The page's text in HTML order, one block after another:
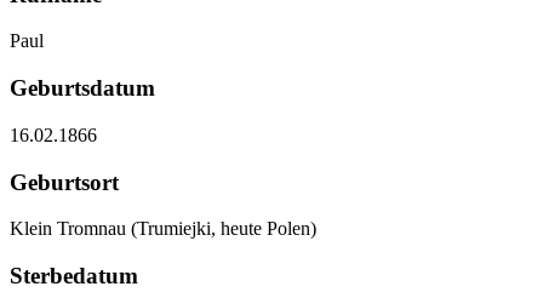
Paul
Geburtsdatum
16.02.1866
Geburtsort
Klein Tromnau (Trumiejki, heute Polen)
Sterbedatum